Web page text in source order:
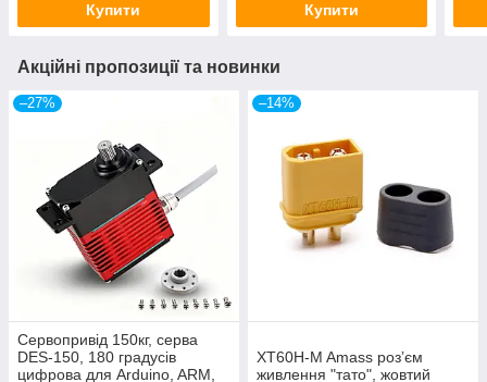
Купити Купити
Акційні пропозиції та новинки
–27%
Сервопривід 150кг, серва
DES-150, 180 градусів
цифрова для Arduino, ARM,
–14%
XT60H-M Amass розʼєм
живлення "тато", жовтий